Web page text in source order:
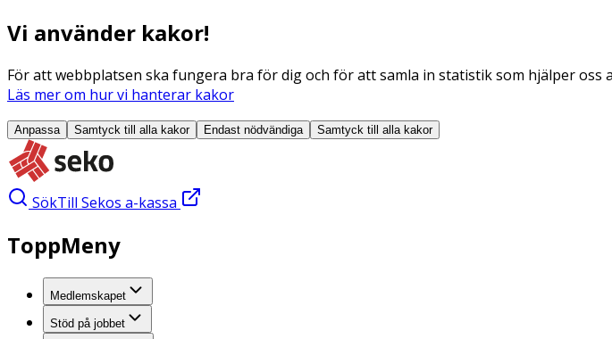
Vi använder kakor!
För att webbplatsen ska fungera bra för dig och för att samla in statistik som hjälper oss
Läs mer om hur vi hanterar kakor
Anpassa Samtyck till alla kakor Endast nödvändiga Samtyck till alla kakor
SökTill Sekos a-kassa
ToppMeny
Medlemskapet
Stöd på jobbet